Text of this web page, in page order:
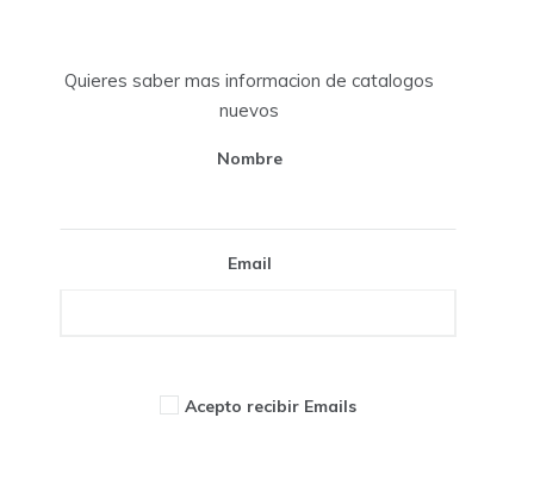
Quieres saber mas informacion de catalogos
nuevos
Nombre
Email
Acepto recibir Emails